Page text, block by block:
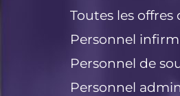
Toutes les offres
Personnel
Personnel de
Personnel